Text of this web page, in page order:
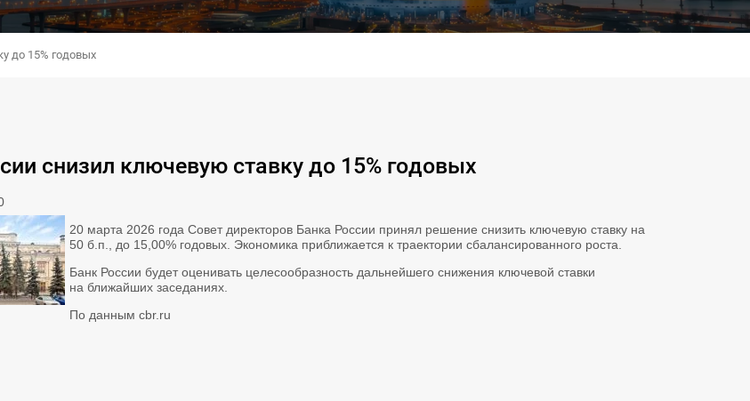
до 15% годовых
снизил ключевую ставку до 15% годовых
20 марта 2026 года Совет директоров Банка России принял решение снизить ключевую ставку на
50 б.п., до 15,00% годовых. Экономика приближается к траектории сбалансированного роста.
Банк России будет оценивать целесообразность дальнейшего снижения ключевой ставки
на ближайших заседаниях.
По данным cbr.ru